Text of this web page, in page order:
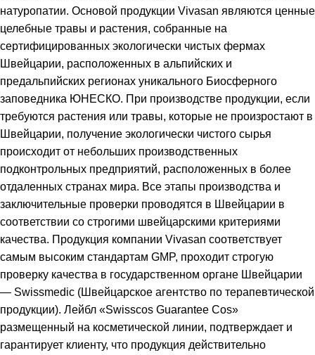
натуропатии. Основой продукции Vivasan являются ценные
целебные травы и растения, собранные на
сертифицированных экологически чистых фермах
Швейцарии, расположенных в альпийских и
предальпийских регионах уникального Биосферного
заповедника ЮНЕСКО. При производстве продукции, если
требуются растения или травы, которые не произростают в
Швейцарии, получение экологически чистого сырья
происходит от небольших производственных
подконтрольных предприятий, расположенных в более
отдаленных странах мира. Все этапы производства и
заключительные проверки проводятся в Швейцарии в
соответствии со строгими швейцарскими критериями
качества. Продукция компании Vivasan соответствует
самым высоким стандартам GMP, проходит строгую
проверку качества в государственном органе Швейцарии
— Swissmedic (Швейцарское агентство по терапевтической
продукции). Лейбл «Swisscos Guarantee Cos»
размещенный на косметической линии, подтверждает и
гарантирует клиенту, что продукция действительно